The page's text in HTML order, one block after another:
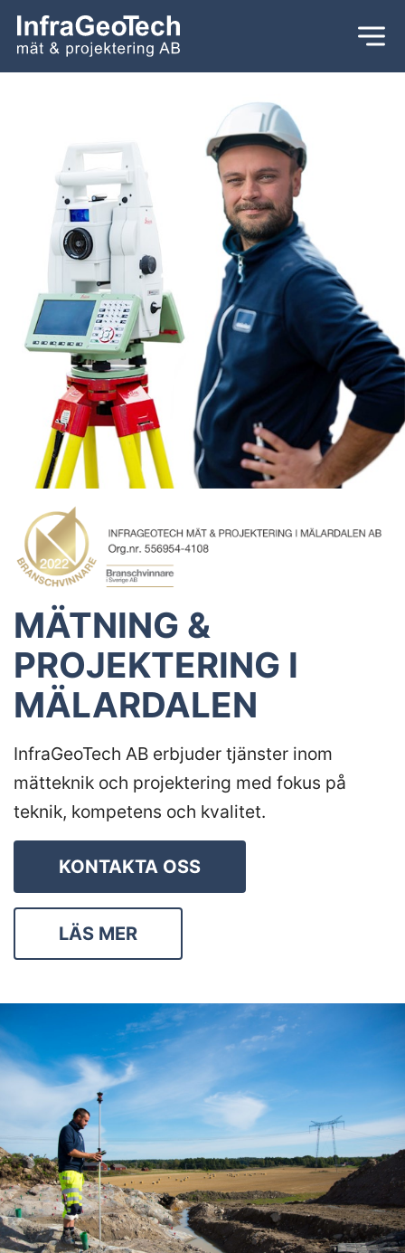
MÄTNING &
PROJEKTERING I
MÄLARDALEN
InfraGeoTech AB erbjuder tjänster inom
mätteknik och projektering med fokus på
teknik, kompetens och kvalitet.
KONTAKTA OSS
LÄS MER